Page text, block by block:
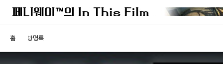
홈 방명록